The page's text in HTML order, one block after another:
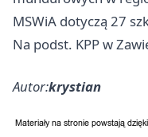
MSWiA dotyczą 27
Na podst. KPP w
Autor:krystian